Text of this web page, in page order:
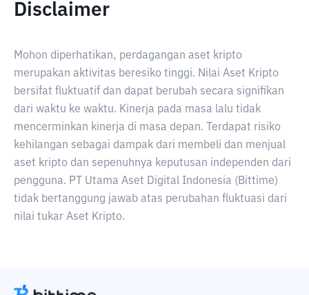
Disclaimer
Mohon diperhatikan, perdagangan aset kripto
merupakan aktivitas beresiko tinggi. Nilai Aset Kripto
bersifat fluktuatif dan dapat berubah secara signifikan
dari waktu ke waktu. Kinerja pada masa lalu tidak
mencerminkan kinerja di masa depan. Terdapat risiko
kehilangan sebagai dampak dari membeli dan menjual
aset kripto dan sepenuhnya keputusan independen dari
pengguna. PT Utama Aset Digital Indonesia (Bittime)
tidak bertanggung jawab atas perubahan fluktuasi dari
nilai tukar Aset Kripto.